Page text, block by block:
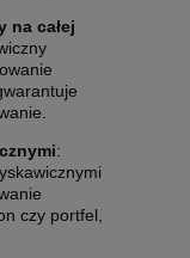
na całej
:
czy portfel,